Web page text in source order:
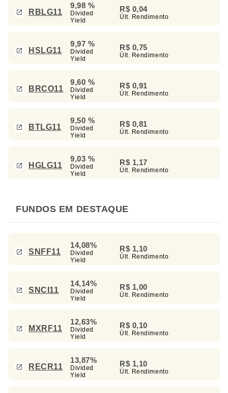
RBLG11
9,98 %
Divided
Yield
R$ 0,04
Últ. Rendimento
HSLG11
9,97 %
Divided
Yield
R$ 0,75
Últ. Rendimento
BRCO11
9,60 %
Divided
Yield
R$ 0,91
Últ. Rendimento
BTLG11
9,50 %
Divided
Yield
R$ 0,81
Últ. Rendimento
HGLG11
9,03 %
Divided
Yield
R$ 1,17
Últ. Rendimento
FUNDOS EM DESTAQUE
SNFF11
14,08%
Divided
Yield
R$ 1,10
Últ. Rendimento
SNCI11
14,14%
Divided
Yield
R$ 1,00
Últ. Rendimento
MXRF11
12,63%
Divided
Yield
R$ 0,10
Últ. Rendimento
RECR11
13,87%
Divided
Yield
R$ 1,10
Últ. Rendimento